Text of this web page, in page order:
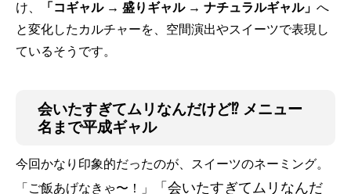
け、
「コギャル → 盛りギャル → ナチュラルギャル」 へ
と変化したカルチャーを、空間演出やスイーツで表現し
ているそうです。
会いたすぎてムリなんだけど⁉︎ メニュー
名まで平成ギャル
今回かなり印象的だったのが、スイーツのネーミング。
「ご飯あげなきゃ〜！」
「会いたすぎてムリなんだ